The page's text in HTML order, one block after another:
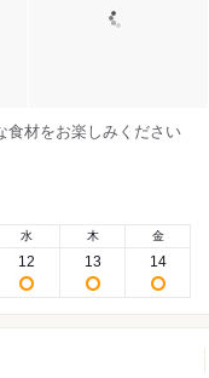
食材をお楽しみください
水
12
木
13
金
14